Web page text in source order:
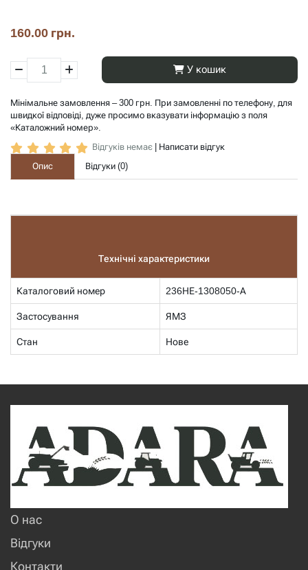
160.00 грн.
У кошик
Мінімальне замовлення – 300 грн. При замовленні по телефону, для
швидкої відповіді, дуже просимо вказувати інформацію з поля
«Каталожний номер».
Відгуків немає
Написати відгук
Опис
Відгуки (0)
Технічні характеристики
Каталоговий номер 236НЕ-1308050-А
Застосування ЯМЗ
Стан Нове
О нас
Відгуки
Контакти